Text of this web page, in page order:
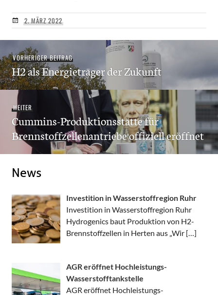
2. MÄRZ 2022
Beitragsnavigation
VORHERIGER BEITRAGVorheriger
Beitrag:
H2 als Energieträger der Zukunft
WEITER
Beitrag:
Cummins-Produktionsstätte für
Brennstoffzellenantriebe offiziell eröffnet
News
Investition in Wasserstoffregion Ruhr
Investition in Wasserstoffregion Ruhr
Hydrogenics baut Produktion von H2-
Brennstoffzellen in Herten aus „Wir […]
AGR eröffnet Hochleistungs-
Wasserstofftankstelle
AGR eröffnet Hochleistungs-